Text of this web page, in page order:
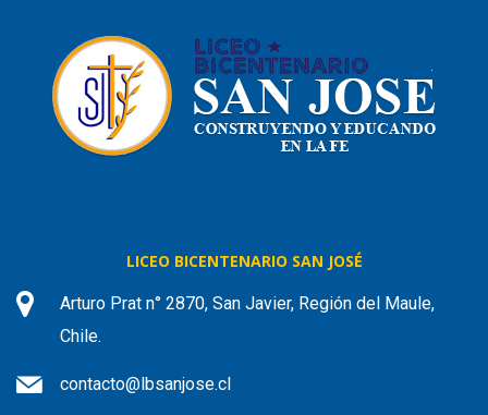
LICEO BICENTENARIO SAN JOSÉ
Arturo Prat n° 2870, San Javier, Región del Maule,
Chile.
contacto@lbsanjose.cl